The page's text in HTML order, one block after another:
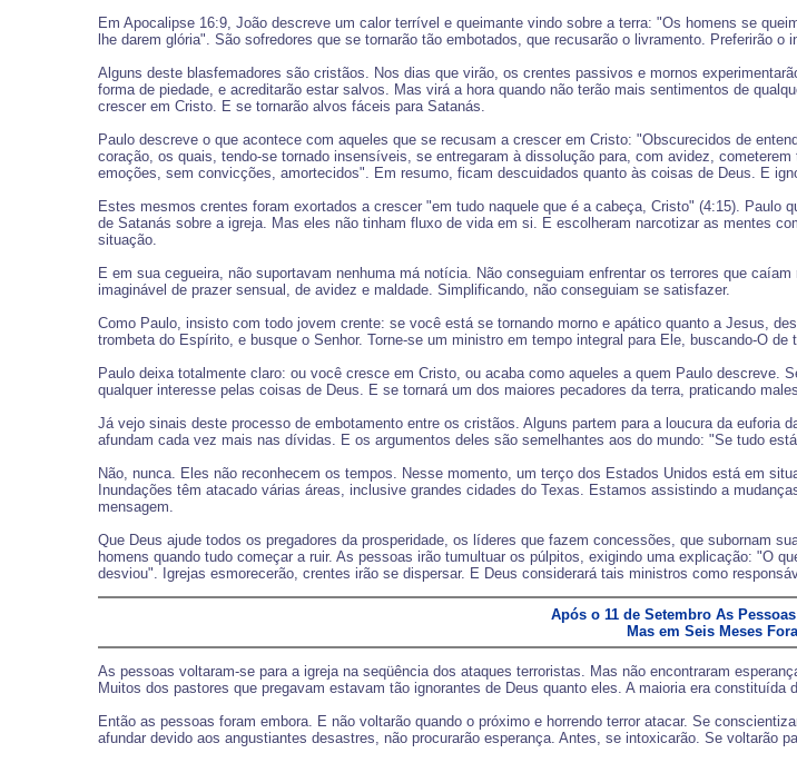
Em Apocalipse 16:9, João descreve um calor terrível e queimante vindo sobre a terra: "Os homens se
lhe darem glória". São sofredores que se tornarão tão embotados, que recusarão o livramento. Preferirão o
Alguns deste blasfemadores são cristãos. Nos dias que virão, os crentes passivos e mornos
forma de piedade, e acreditarão estar salvos. Mas virá a hora quando não terão mais sentimentos de
crescer em Cristo. E se tornarão alvos fáceis para Satanás.
Paulo descreve o que acontece com aqueles que se recusam a crescer em Cristo: "Obscurecidos de
coração, os quais, tendo-se tornado insensíveis, se entregaram à dissolução para, com avidez,
emoções, sem convicções, amortecidos". Em resumo, ficam descuidados quanto às coisas de Deus. E
Estes mesmos crentes foram exortados a crescer "em tudo naquele que é a cabeça, Cristo" (4:15).
de Satanás sobre a igreja. Mas eles não tinham fluxo de vida em si. E escolheram narcotizar as mentes
situação.
E em sua cegueira, não suportavam nenhuma má notícia. Não conseguiam enfrentar os terrores que
imaginável de prazer sensual, de avidez e maldade. Simplificando, não conseguiam se satisfazer.
Como Paulo, insisto com todo jovem crente: se você está se tornando morno e apático quanto a Jesus,
trombeta do Espírito, e busque o Senhor. Torne-se um ministro em tempo integral para Ele, buscando-O
Paulo deixa totalmente claro: ou você cresce em Cristo, ou acaba como aqueles a quem Paulo descreve.
qualquer interesse pelas coisas de Deus. E se tornará um dos maiores pecadores da terra, praticando
Já vejo sinais deste processo de embotamento entre os cristãos. Alguns partem para a loucura da euforia
afundam cada vez mais nas dívidas. E os argumentos deles são semelhantes aos do mundo: "Se tudo
Não, nunca. Eles não reconhecem os tempos. Nesse momento, um terço dos Estados Unidos está em
Inundações têm atacado várias áreas, inclusive grandes cidades do Texas. Estamos assistindo a
mensagem.
Que Deus ajude todos os pregadores da prosperidade, os líderes que fazem concessões, que subornam
homens quando tudo começar a ruir. As pessoas irão tumultuar os púlpitos, exigindo uma explicação: "O
desviou". Igrejas esmorecerão, crentes irão se dispersar. E Deus considerará tais ministros como
Após o 11 de Setembro As
Mas em Seis Meses
As pessoas voltaram-se para a igreja na seqüência dos ataques terroristas. Mas não encontraram
Muitos dos pastores que pregavam estavam tão ignorantes de Deus quanto eles. A maioria era
Então as pessoas foram embora. E não voltarão quando o próximo e horrendo terror atacar. Se
afundar devido aos angustiantes desastres, não procurarão esperança. Antes, se intoxicarão. Se voltarão